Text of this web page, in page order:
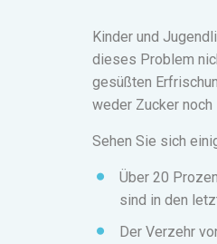
Kinder und
dieses Problem
gesüßten
weder Zucker
Sehen Sie sich
Über 20
sind in den
Der Verzehr